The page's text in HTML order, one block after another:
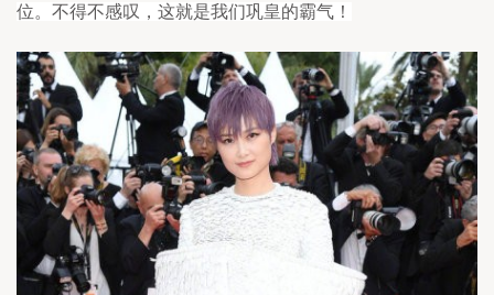
位。不得不感叹，这就是我们巩皇的霸气！